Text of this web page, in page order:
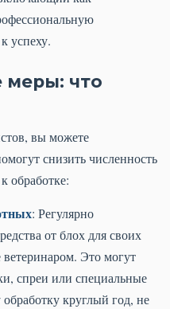
успеху.
меры: что
вы можете
снизить численность
обработке:
: Регулярно
от блох для своих
Это могут
спреи или специальные
круглый год, не